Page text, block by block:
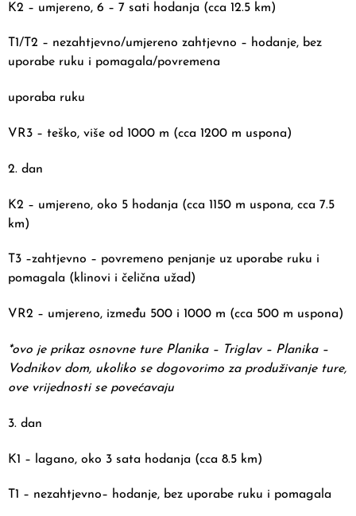
K2 – umjereno, 6 – 7 sati hodanja (cca 12.5 km)
T1/T2 – nezahtjevno/umjereno zahtjevno – hodanje, bez
uporabe ruku i pomagala/povremena
uporaba ruku
VR3 – teško, više od 1000 m (cca 1200 m uspona)
2. dan
K2 – umjereno, oko 5 hodanja (cca 1150 m uspona, cca 7.5
km)
T3 –zahtjevno – povremeno penjanje uz uporabe ruku i
pomagala (klinovi i čelična užad)
VR2 – umjereno, između 500 i 1000 m (cca 500 m uspona)
*ovo je prikaz osnovne ture Planika – Triglav – Planika –
Vodnikov dom, ukoliko se dogovorimo za produživanje ture,
ove vrijednosti se povećavaju
3. dan
K1 – lagano, oko 3 sata hodanja (cca 8.5 km)
T1 – nezahtjevno– hodanje, bez uporabe ruku i pomagala